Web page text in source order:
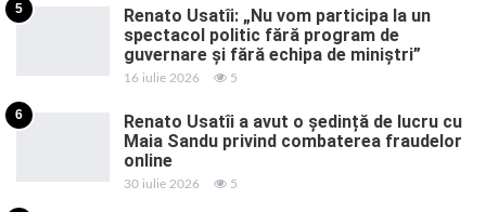
5
Renato Usatîi: „Nu vom participa la un
spectacol politic fără program de
guvernare și fără echipa de miniștri”
16 iulie 2026 5
6
Renato Usatîi a avut o ședință de lucru cu
Maia Sandu privind combaterea fraudelor
online
30 iulie 2026 5